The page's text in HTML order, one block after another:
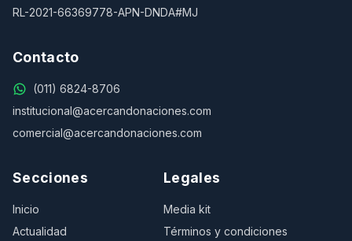
RL-2021-66369778-APN-DNDA#MJ
Contacto
(011) 6824-8706
institucional@acercandonaciones.com
comercial@acercandonaciones.com
Secciones
Inicio
Actualidad
Legales
Media kit
Términos y condiciones